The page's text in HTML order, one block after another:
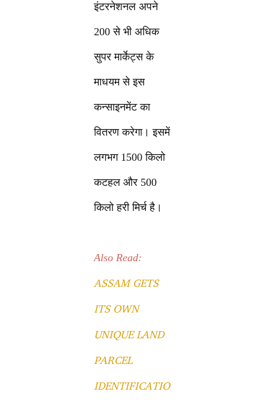
इंटरनेशनल अपने
200 से भी अधिक
सुपर मार्केट्स के
माधयम से इस
कन्साइनमेंट का
वितरण करेगा। इसमें
लगभग 1500 किलो
कटहल और 500
किलो हरी मिर्च है।
Also Read:
ASSAM GETS
ITS OWN
UNIQUE LAND
PARCEL
IDENTIFICATIO